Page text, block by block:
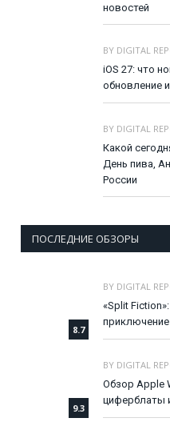
новостей
BY DIGITAL
iOS 27: что
обновление
BY DIGITAL
Какой
День пива,
России
ПОСЛЕДНИЕ ОБЗОРЫ
8.7
BY DIGITAL
«Split
9.3
BY DIGITAL
Обзор Apple
циферблаты